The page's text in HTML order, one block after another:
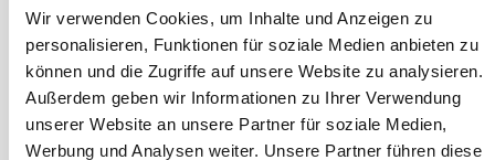
Wir verwenden Cookies, um Inhalte und Anzeigen zu
personalisieren, Funktionen für soziale Medien anbieten zu
können und die Zugriffe auf unsere Website zu analysieren.
Außerdem geben wir Informationen zu Ihrer Verwendung
unserer Website an unsere Partner für soziale Medien,
Werbung und Analysen weiter. Unsere Partner führen diese
Fütterung, besonders bei Pferden, die
in stressiger Umgebung leben oder
lernen müssen.
Zubereitung und praktische